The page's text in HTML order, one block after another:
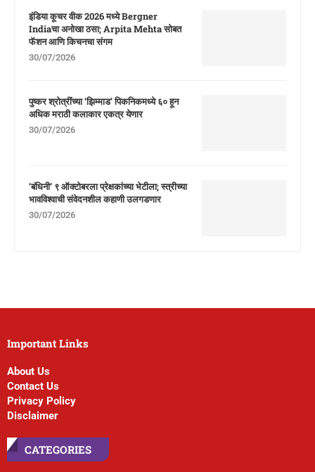
इंडिया कूचर वीक 2026 मध्ये Bergner
Indiaचा अनोखा ठसा; Arpita Mehta सोबत
फॅशन आणि किचनचा संगम
30/07/2026
पुष्कर श्रोत्रींच्या ‘झिम्माड’ पिकनिकमध्ये ६० हून
अधिक मराठी कलाकार एकत्र येणार
30/07/2026
‘बंधिनी’ ९ ऑक्टोबरला प्रेक्षकांच्या भेटीला; स्त्रीच्या
भावविश्वाची संवेदनशील कहाणी उलगडणार
30/07/2026
Important Links
About Us
Contact Us
Privacy Policy
Disclaimer
CATEGORIES